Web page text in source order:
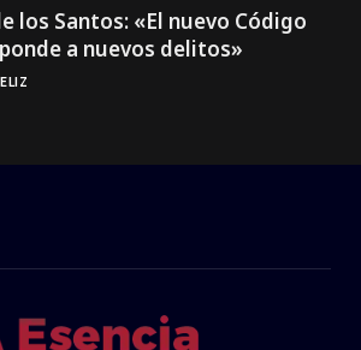
los Santos: «El nuevo Código
a nuevos delitos»